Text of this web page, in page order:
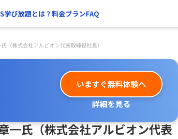
学び放題とは？料金プランFAQ
（株式会社アルビオン代表取締役社長）
いますぐ無料体験へ
詳細を見る
氏（株式会社アルビオン代表